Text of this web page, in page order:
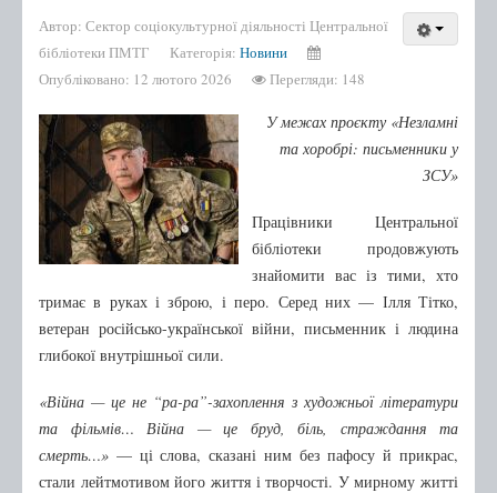
Автор: Сектор соціокультурної діяльності Центральної
бібліотеки ПМТГ
Категорія: Новини
Опубліковано: 12 лютого 2026
Перегляди: 148
У межах проєкту «Незламні
та хоробрі: письменники у
ЗСУ»
Працівники Центральної
бібліотеки продовжують
знайомити вас із тими, хто
тримає в руках і зброю, і перо. Серед них — Ілля Тітко,
ветеран російсько-української війни, письменник і людина
глибокої внутрішньої сили.
«Війна — це не “ра-ра”-захоплення з художньої літератури
та фільмів… Війна — це бруд, біль, страждання та
смерть…» — ці слова, сказані ним без пафосу й прикрас,
стали лейтмотивом його життя і творчості. У мирному житті